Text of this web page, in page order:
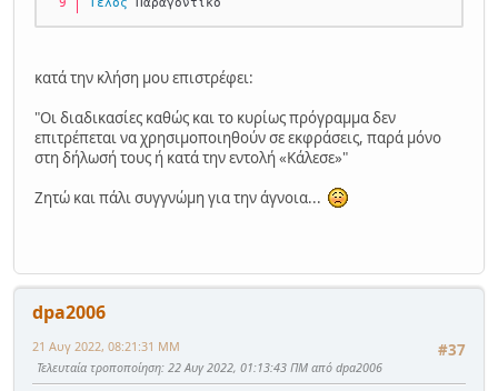
κατά την κλήση μου επιστρέφει:
"Οι διαδικασίες καθώς και το κυρίως πρόγραμμα δεν
επιτρέπεται να χρησιμοποιηθούν σε εκφράσεις, παρά μόνο
στη δήλωσή τους ή κατά την εντολή «Κάλεσε»"
Ζητώ και πάλι συγγνώμη για την άγνοια...
dpa2006
#37
21 Αυγ 2022, 08:21:31 ΜΜ
Τελευταία τροποποίηση: 22 Αυγ 2022, 01:13:43 ΠΜ από dpa2006